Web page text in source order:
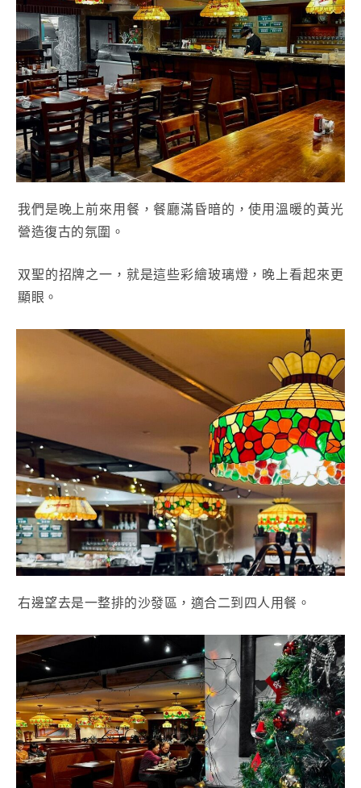
我們是晚上前來用餐，餐廳滿昏暗的，使用溫暖的黃光
營造復古的氛圍。
双聖的招牌之一，就是這些彩繪玻璃燈，晚上看起來更
顯眼。
右邊望去是一整排的沙發區，適合二到四人用餐。